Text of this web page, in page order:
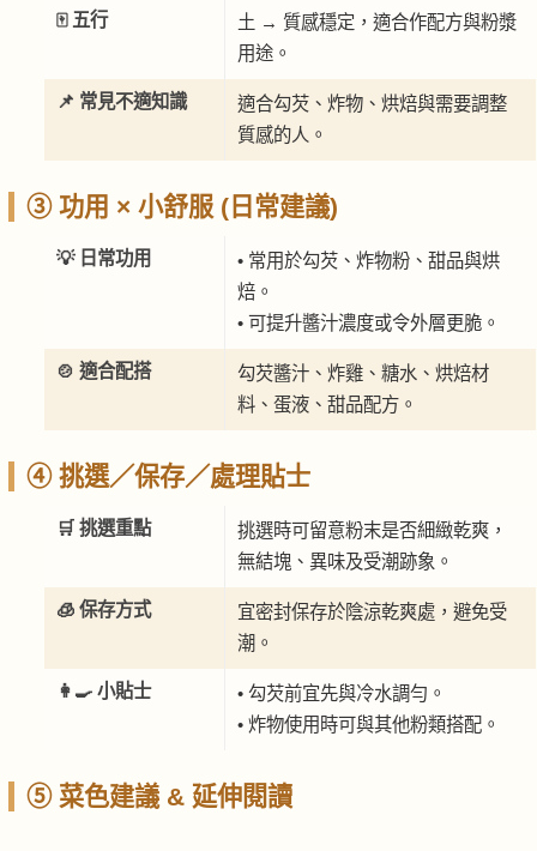
🀄 五行
土 → 質感穩定，適合作配方與粉漿
用途。
📌 常見不適知識
適合勾芡、炸物、烘焙與需要調整
質感的人。
③ 功用 × 小舒服 (日常建議)
💡 日常功用
• 常用於勾芡、炸物粉、甜品與烘
焙。
• 可提升醬汁濃度或令外層更脆。
🍲 適合配搭
勾芡醬汁、炸雞、糖水、烘焙材
料、蛋液、甜品配方。
④ 挑選／保存／處理貼士
🛒 挑選重點
挑選時可留意粉末是否細緻乾爽，
無結塊、異味及受潮跡象。
🧊 保存方式
宜密封保存於陰涼乾爽處，避免受
潮。
👩‍🍳 小貼士
• 勾芡前宜先與冷水調勻。
• 炸物使用時可與其他粉類搭配。
⑤ 菜色建議 & 延伸閱讀